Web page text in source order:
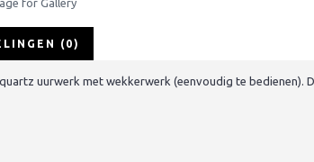
for Gallery
(0)
uurwerk met wekkerwerk (eenvoudig te bedienen).